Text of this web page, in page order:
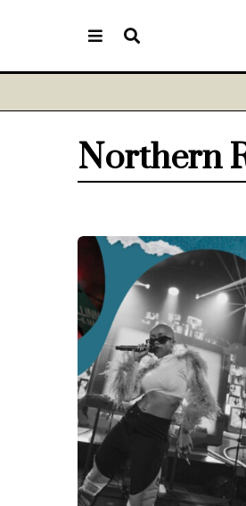
Northern